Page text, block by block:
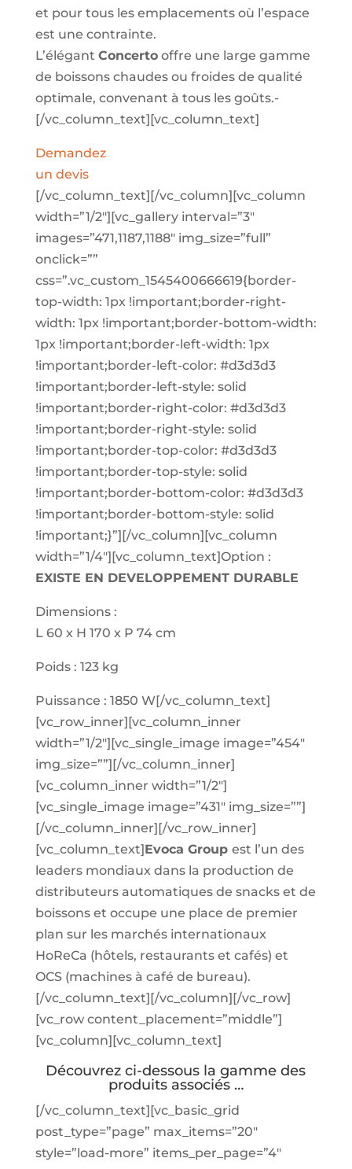
et pour tous les emplacements où l’espace
est une contrainte.
L’élégant Concertooffre une large gamme
de boissons chaudes ou froides de qualité
optimale, convenant à tous les goûts.-
[/vc_column_text][vc_column_text]
Demandez
un devis
[/vc_column_text][/vc_column][vc_column
width=”1/2″][vc_gallery interval=”3″
images=”471,1187,1188″ img_size=”full”
onclick=””
css=”.vc_custom_1545400666619{border-
top-width: 1px !important;border-right-
width: 1px !important;border-bottom-width:
1px !important;border-left-width: 1px
!important;border-left-color: #d3d3d3
!important;border-left-style: solid
!important;border-right-color: #d3d3d3
!important;border-right-style: solid
!important;border-top-color: #d3d3d3
!important;border-top-style: solid
!important;border-bottom-color: #d3d3d3
!important;border-bottom-style: solid
!important;}”][/vc_column][vc_column
width=”1/4″][vc_column_text]Option :
EXISTE EN DEVELOPPEMENT DURABLE
Dimensions :
L 60 x H 170 x P 74 cm
Poids : 123 kg
Puissance : 1850 W[/vc_column_text]
[vc_row_inner][vc_column_inner
width=”1/2″][vc_single_image image=”454″
img_size=””][/vc_column_inner]
[vc_column_inner width=”1/2″]
[vc_single_image image=”431″ img_size=””]
[/vc_column_inner][/vc_row_inner]
[vc_column_text]Evoca Group est l’un des
leaders mondiaux dans la production de
distributeurs automatiques de snacks et de
boissons et occupe une place de premier
plan sur les marchés internationaux
HoReCa (hôtels, restaurants et cafés) et
OCS (machines à café de bureau).
[/vc_column_text][/vc_column][/vc_row]
[vc_row content_placement=”middle”]
[vc_column][vc_column_text]
Découvrez ci-dessous la gamme des
produits associés …
[/vc_column_text][vc_basic_grid
post_type=”page” max_items=”20″
style=”load-more” items_per_page=”4″